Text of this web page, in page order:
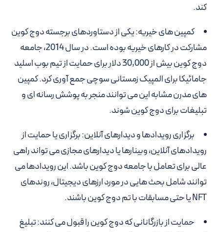
کند.
کمپین های خیریه: یکی از دستاوردهای برجسته دوج کوین
مشارکت در کارهای خیریه بوده است. در سال 2014، جامعه
دوج کوین بیش از 30,000 دلار برای حمایت از تیم بوب اسلید
جامائیکا برای المپیک زمستانی سوچی جمع آوری کرد. کمپین
های مدرن مشابه این می توانند منجر به پوشش رسانه ای و
تبلیغات برای دوج کوین شوند.
برگزاری رویدادها و دیدارهای آنلاین: برگزاری یا حمایت از
رویدادهای آنلاین، وبینارها یا دیدارهای مجازی می تواند راهی
عالی برای تعامل با جامعه دوج کوین باشد. این رویدادها می
توانند شامل بحث هایی در مورد ارزهای دیجیتال، روندهای
NFT یا حتی مسابقات با تم دوج کوین باشند.
حمایت از بازرگانانی که دوج کوین را قبول می کنند: تبلیغ